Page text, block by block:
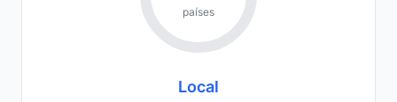
países
Local